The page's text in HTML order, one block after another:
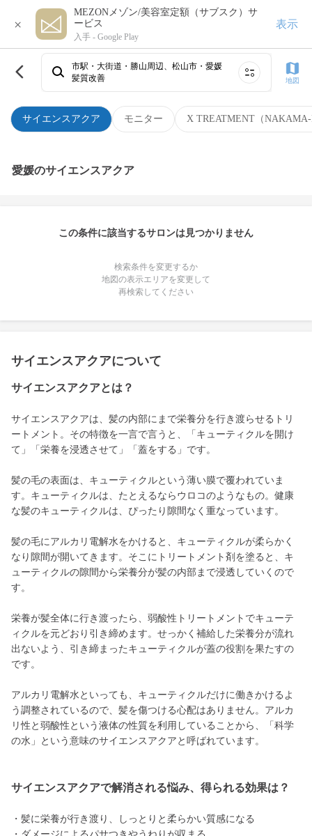
×
MEZONメゾン/美容室定額（サブスク）サ
ービス
入手 - Google Play
表示
サイエンスアクア モニター X TREATMENT（
市駅・大街道・勝山周辺、松山市・愛媛
髪質改善
地図
愛媛のサイエンスアクア
この条件に該当するサロンは見つかりません
検索条件を変更するか
地図の表示エリアを変更して
再検索してください
サイエンスアクアについて
サイエンスアクアとは？
サイエンスアクアは、髪の内部にまで栄養分を行き渡らせるトリ
ートメント。その特徴を一言で言うと、「キューティクルを開け
て」「栄養を浸透させて」「蓋をする」です。
髪の毛の表面は、キューティクルという薄い膜で覆われていま
す。キューティクルは、たとえるならウロコのようなもの。健康
な髪のキューティクルは、ぴったり隙間なく重なっています。
髪の毛にアルカリ電解水をかけると、キューティクルが柔らかく
なり隙間が開いてきます。そこにトリートメント剤を塗ると、キ
ューティクルの隙間から栄養分が髪の内部まで浸透していくので
す。
栄養が髪全体に行き渡ったら、弱酸性トリートメントでキューテ
ィクルを元どおり引き締めます。せっかく補給した栄養分が流れ
出ないよう、引き締まったキューティクルが蓋の役割を果たすの
です。
アルカリ電解水といっても、キューティクルだけに働きかけるよ
う調整されているので、髪を傷つける心配はありません。アルカ
リ性と弱酸性という液体の性質を利用していることから、「科学
の水」という意味のサイエンスアクアと呼ばれています。
サイエンスアクアで解消される悩み、得られる効果は？
・髪に栄養が行き渡り、しっとりと柔らかい質感になる